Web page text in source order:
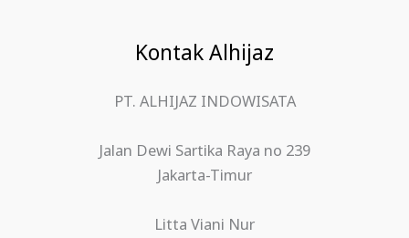
Kontak Alhijaz
PT. ALHIJAZ INDOWISATA
Jalan Dewi Sartika Raya no 239
Jakarta-Timur
Litta Viani Nur